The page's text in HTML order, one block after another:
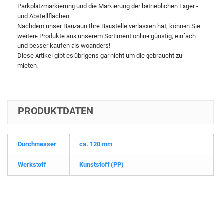
Parkplatzmarkierung und die Markierung der betrieblichen Lager -
und Abstellflächen.
Nachdem unser Bauzaun Ihre Baustelle verlassen hat, können Sie
weitere Produkte aus unserem Sortiment online günstig, einfach
und besser kaufen als woanders!
Diese Artikel gibt es übrigens gar nicht um die gebraucht zu
mieten.
PRODUKTDATEN
Durchmesser ca. 120 mm
Werkstoff Kunststoff (PP)